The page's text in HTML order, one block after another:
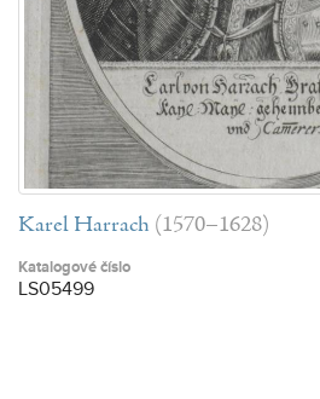
Karel Harrach (1570–1628)
Katalogové číslo
LS05499